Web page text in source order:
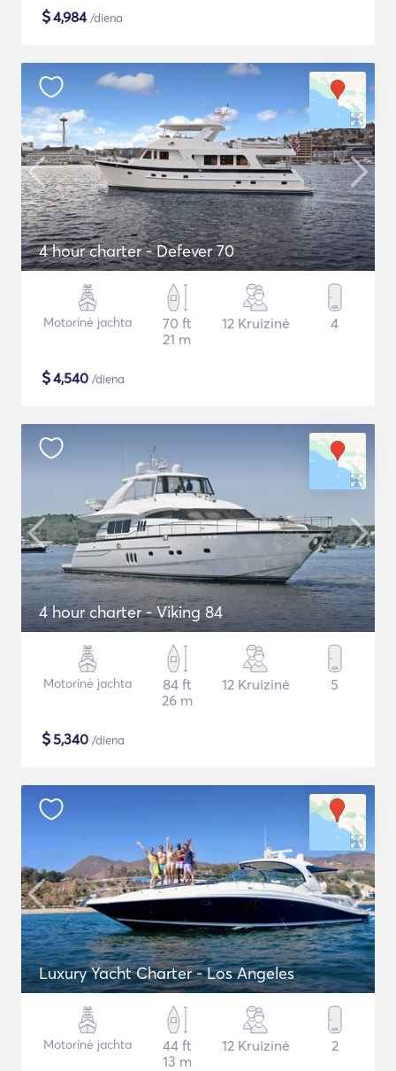
$4,984/diena
4 hour charter - Defever 70
Motorinė jachta
70 ft
21 m
12 Kruizinė 4
$4,540 /diena
4 hour charter - Viking 84
Motorinė jachta
84 ft
26 m
12 Kruizinė 5
$5,340 /diena
Luxury Yacht Charter - Los Angeles
Motorinė jachta
44 ft
13 m
12 Kruizinė 2